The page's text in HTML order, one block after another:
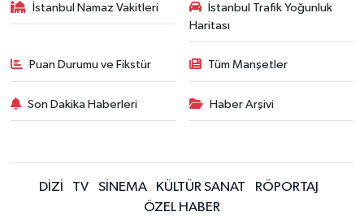
İstanbul Namaz Vakitleri
İstanbul Trafik Yoğunluk
Haritası
Puan Durumu ve Fikstür Tüm Manşetler
Son Dakika Haberleri Haber Arşivi
DİZİ TV SİNEMA KÜLTÜR SANAT
RÖPORTAJ
ÖZEL HABER